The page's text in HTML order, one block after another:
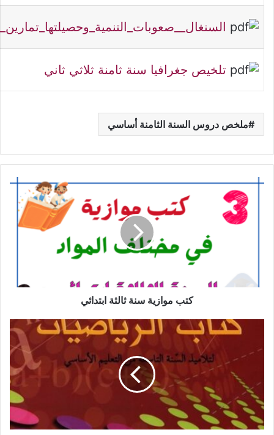
تلخيص جغرافيا سنة ثامنة ثلاثي ثاني
ملخص دروس السنة الثامنة أساسي
كتب
موازية
كتب موازية سنة ثالثة ابتدائي
الرياضيات
للسنة